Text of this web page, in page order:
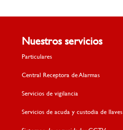
Nuestros servicios
Particulares
Central Receptora de Alarmas
Servicios de vigilancia
Servicios de acuda y custodia de llaves